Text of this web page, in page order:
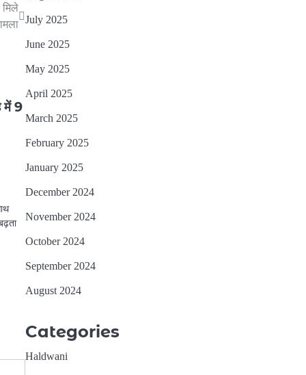
मिले
में 9
July 2025
June 2025
May 2025
April 2025
March 2025
February 2025
January 2025
December 2024
November 2024
October 2024
September 2024
August 2024
Categories
Haldwani